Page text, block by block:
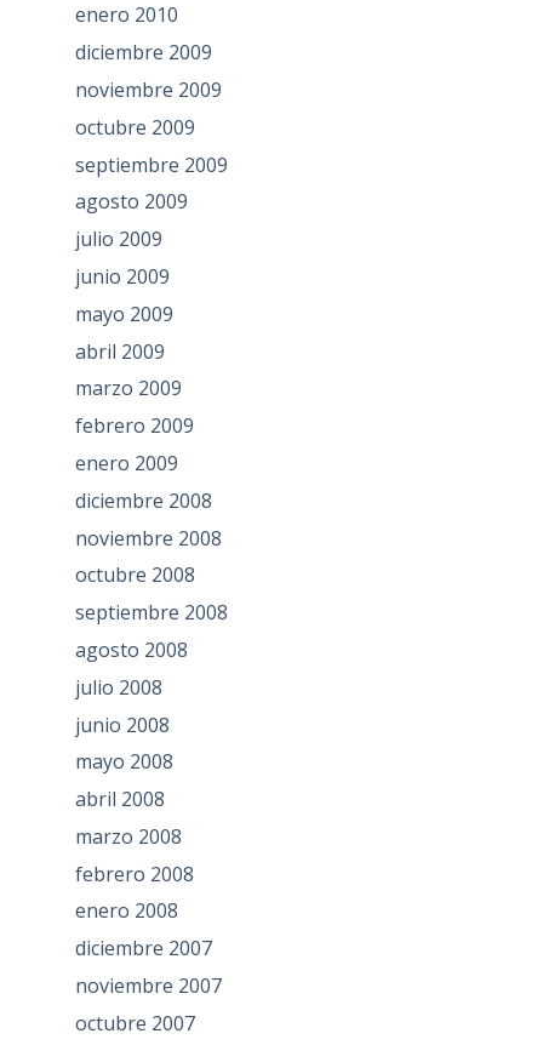
enero 2010
diciembre 2009
noviembre 2009
octubre 2009
septiembre 2009
agosto 2009
julio 2009
junio 2009
mayo 2009
abril 2009
marzo 2009
febrero 2009
enero 2009
diciembre 2008
noviembre 2008
octubre 2008
septiembre 2008
agosto 2008
julio 2008
junio 2008
mayo 2008
abril 2008
marzo 2008
febrero 2008
enero 2008
diciembre 2007
noviembre 2007
octubre 2007